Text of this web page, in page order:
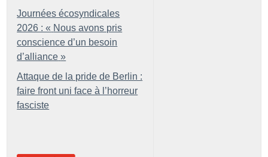
Journées écosyndicales
2026 : « Nous avons pris
conscience d’un besoin
d’alliance »
Attaque de la pride de Berlin :
faire front uni face à l’horreur
fasciste